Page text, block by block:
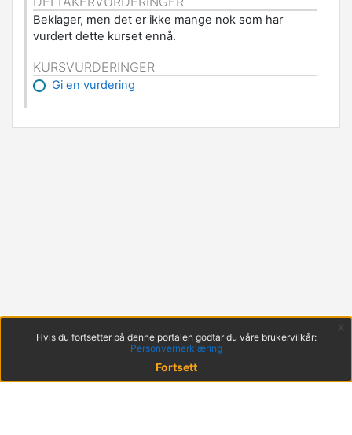
Beklager, men det er ikke mange nok som har
vurdert dette kurset ennå.
KURSVURDERINGER
Gi en vurdering
Hvis du fortsetter på denne portalen godtar du våre brukervilkår:
Personvernerklæring
Fortsett
x